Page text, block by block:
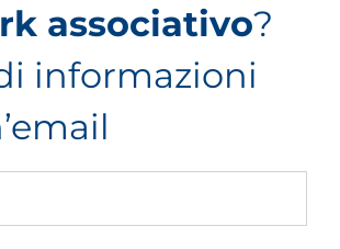
associativo?
informazioni